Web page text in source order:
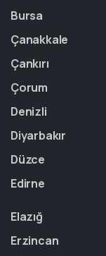
Bursa
Çanakkale
Çankırı
Çorum
Denizli
Diyarbakır
Düzce
Edirne
Elazığ
Erzincan